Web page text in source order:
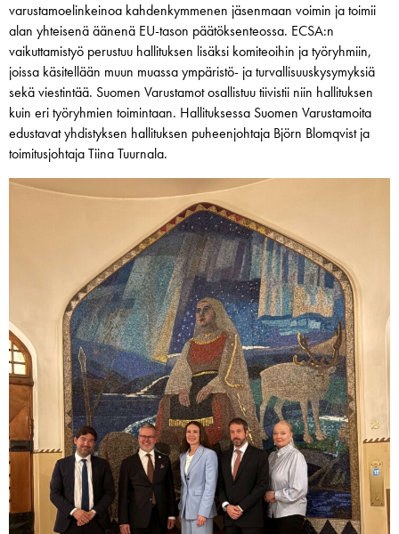
varustamoelinkeinoa kahdenkymmenen jäsenmaan voimin ja toimii
alan yhteisenä äänenä EU-tason päätöksenteossa. ECSA:n
vaikuttamistyö perustuu hallituksen lisäksi komiteoihin ja työryhmiin,
joissa käsitellään muun muassa ympäristö- ja turvallisuuskysymyksiä
sekä viestintää. Suomen Varustamot osallistuu tiivistii niin hallituksen
kuin eri työryhmien toimintaan. Hallituksessa Suomen Varustamoita
edustavat yhdistyksen hallituksen puheenjohtaja Björn Blomqvist ja
toimitusjohtaja Tiina Tuurnala.